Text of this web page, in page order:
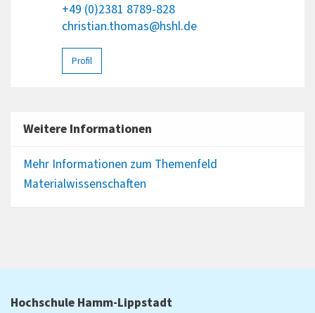
+49 (0)2381 8789-828
christian.thomas@hshl.de
Profil
Weitere Informationen
Mehr Informationen zum Themenfeld
Materialwissenschaften
Hochschule Hamm-Lippstadt